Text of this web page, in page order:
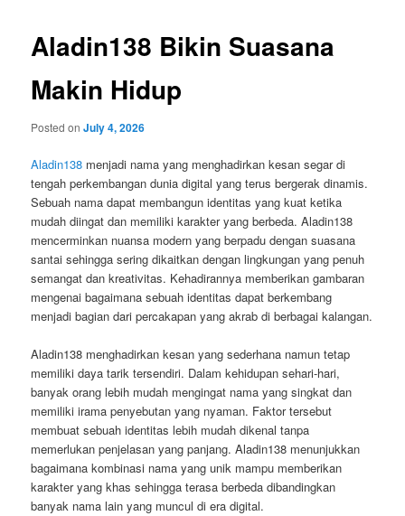
Aladin138 Bikin Suasana
Makin Hidup
Posted onJuly 4, 2026
Aladin138 menjadi nama yang menghadirkan kesan segar di
tengah perkembangan dunia digital yang terus bergerak dinamis.
Sebuah nama dapat membangun identitas yang kuat ketika
mudah diingat dan memiliki karakter yang berbeda. Aladin138
mencerminkan nuansa modern yang berpadu dengan suasana
santai sehingga sering dikaitkan dengan lingkungan yang penuh
semangat dan kreativitas. Kehadirannya memberikan gambaran
mengenai bagaimana sebuah identitas dapat berkembang
menjadi bagian dari percakapan yang akrab di berbagai kalangan.
Aladin138 menghadirkan kesan yang sederhana namun tetap
memiliki daya tarik tersendiri. Dalam kehidupan sehari-hari,
banyak orang lebih mudah mengingat nama yang singkat dan
memiliki irama penyebutan yang nyaman. Faktor tersebut
membuat sebuah identitas lebih mudah dikenal tanpa
memerlukan penjelasan yang panjang. Aladin138 menunjukkan
bagaimana kombinasi nama yang unik mampu memberikan
karakter yang khas sehingga terasa berbeda dibandingkan
banyak nama lain yang muncul di era digital.